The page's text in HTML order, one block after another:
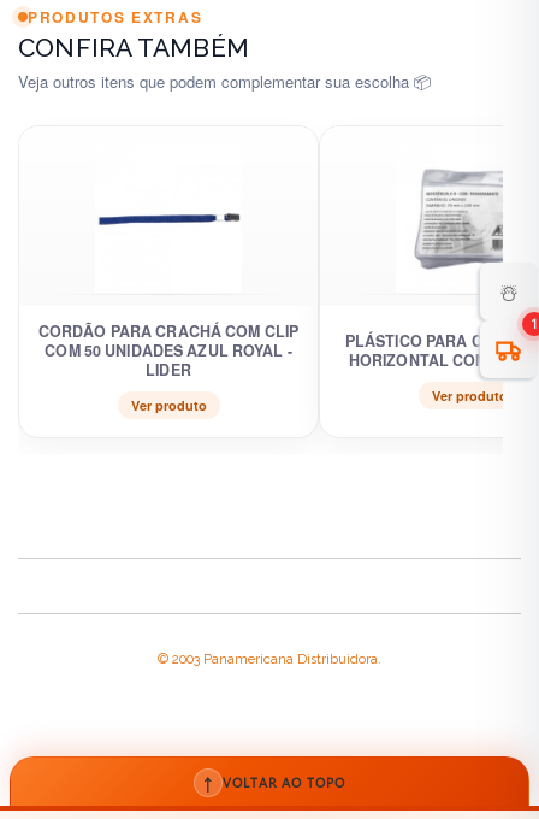
PRODUTOS EXTRAS
CONFIRA TAMBÉM
Veja outros itens que podem complementar sua escolha 📦
CORDÃO PARA CRACHÁ COM CLIP
COM 50 UNIDADES AZUL ROYAL -
LIDER
Ver produto
PLÁSTICO PARA
HORIZONTAL COM 100
Ver produto
☃️
1
© 2003 Panamericana Distribuidora.
↑ VOLTAR AO TOPO